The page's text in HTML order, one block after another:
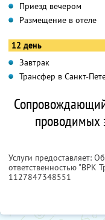
Приезд вечером
Размещение в отеле
12 день
Завтрак
Трансфер в Санкт-
проводимых
Услуги предоставляет:
ответственностью "ВРК
1127847348551